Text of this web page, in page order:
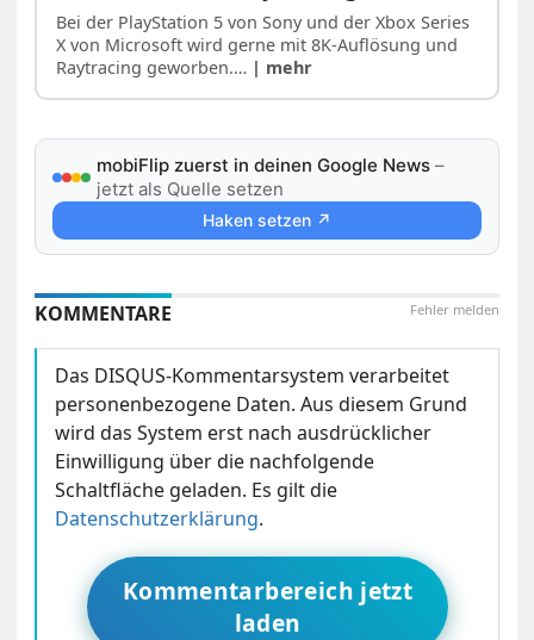
Bei der PlayStation 5 von Sony und der Xbox Series
X von Microsoft wird gerne mit 8K-Auflösung und
Raytracing geworben.… | mehr
mobiFlip zuerst in deinen Google News –
jetzt als Quelle setzen
Haken setzen ↗
Fehler melden
KOMMENTARE
Das DISQUS-Kommentarsystem verarbeitet
personenbezogene Daten. Aus diesem Grund
wird das System erst nach ausdrücklicher
Einwilligung über die nachfolgende
Schaltfläche geladen. Es gilt die
Datenschutzerklärung.
Kommentarbereich jetzt
laden